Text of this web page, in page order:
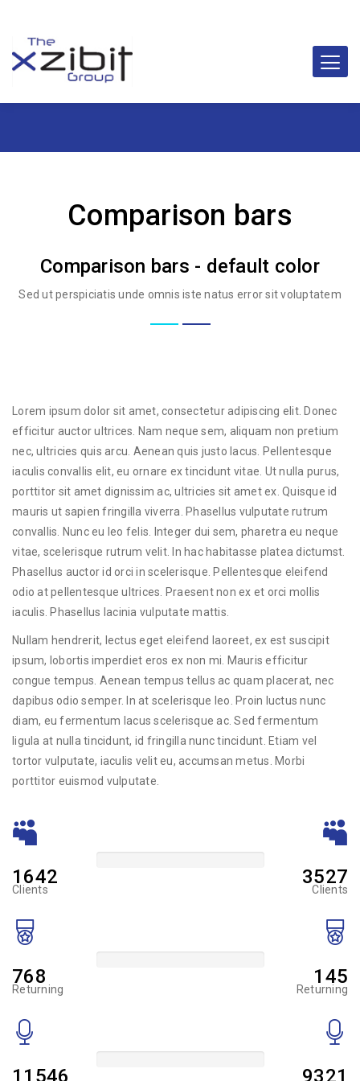
Comparison bars
Comparison bars - default color
Sed ut perspiciatis unde omnis iste natus error sit voluptatem
Lorem ipsum dolor sit amet, consectetur adipiscing elit. Donec
efficitur auctor ultrices. Nam neque sem, aliquam non pretium
nec, ultricies quis arcu. Aenean quis justo lacus. Pellentesque
iaculis convallis elit, eu ornare ex tincidunt vitae. Ut nulla purus,
porttitor sit amet dignissim ac, ultricies sit amet ex. Quisque id
mauris ut sapien fringilla viverra. Phasellus vulputate rutrum
convallis. Nunc eu leo felis. Integer dui sem, pharetra eu neque
vitae, scelerisque rutrum velit. In hac habitasse platea dictumst.
Phasellus auctor id orci in scelerisque. Pellentesque eleifend
odio at pellentesque ultrices. Praesent non ex et orci mollis
iaculis. Phasellus lacinia vulputate mattis.
Nullam hendrerit, lectus eget eleifend laoreet, ex est suscipit
ipsum, lobortis imperdiet eros ex non mi. Mauris efficitur
congue tempus. Aenean tempus tellus ac quam placerat, nec
dapibus odio semper. In at scelerisque leo. Proin luctus nunc
diam, eu fermentum lacus scelerisque ac. Sed fermentum
ligula at nulla tincidunt, id fringilla nunc tincidunt. Etiam vel
tortor vulputate, iaculis velit eu, accumsan metus. Morbi
porttitor euismod vulputate.
1642
Clients
3527
Clients
768
Returning
145
Returning
11546 9321